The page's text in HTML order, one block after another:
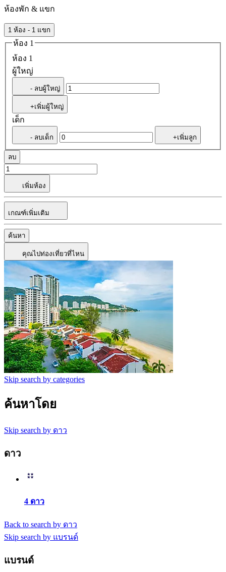
ห้องพัก & แขก
1 ห้อง - 1 แขก
ห้อง 1
ห้อง 1
ผู้ใหญ่
- ลบผู้ใหญ่
+เพิ่มผู้ใหญ่
เด็ก
- ลบเด็ก +เพิ่มลูก
ลบ
เพิ่มห้อง
เกณฑ์เพิ่มเติม
ค้นหา
คุณไปท่องเที่ยวที่ไหน
Skip search by categories
ค้นหาโดย
Skip search by ดาว
ดาว
4 ดาว
Back to search by ดาว
Skip search by แบรนด์
แบรนด์